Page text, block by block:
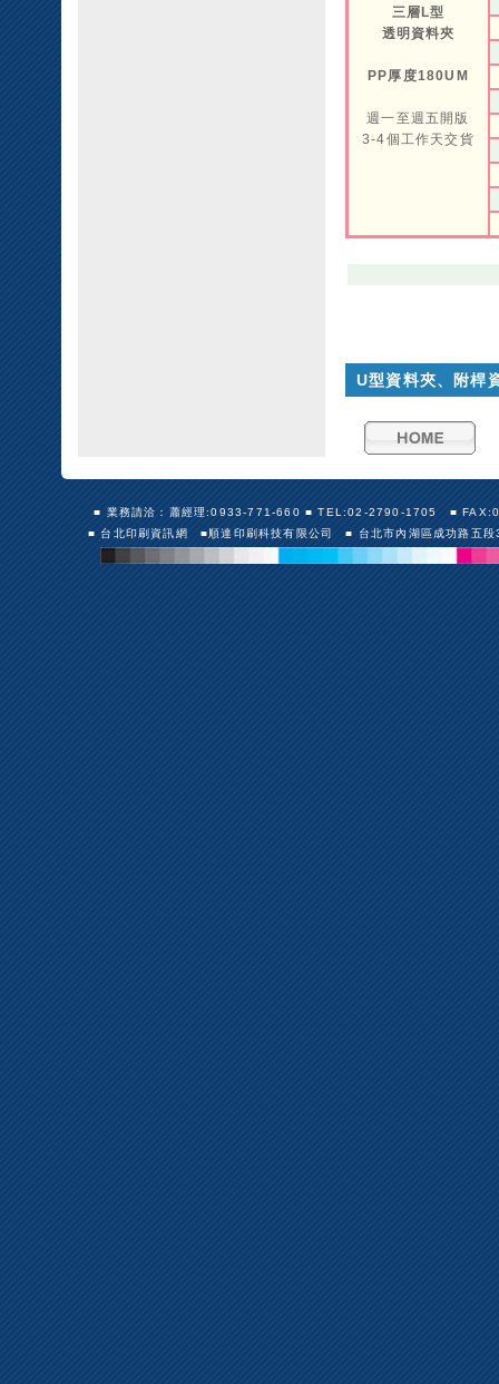
三層L型
透明資料夾
PP厚度180UM
週一至週五開版
3-4個工作天交貨
U型資料夾、附桿
■ 業務請洽：蕭經理:0933-771-660 ■ TEL:02-2790-1705 ■
■ 台北印刷資訊網 ■順達印刷科技有限公司 ■ 台北市內湖區成功路